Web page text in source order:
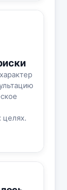
целях.